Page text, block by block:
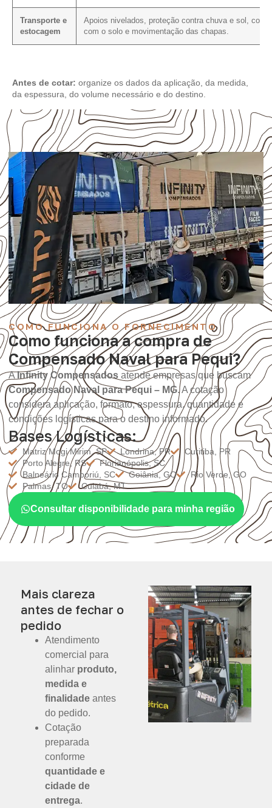
Transporte e
estocagem
Apoios nivelados, proteção contra chuva e sol,
com o solo e movimentação das chapas.
Antes de cotar: organize os dados da aplicação, da medida,
da espessura, do volume necessário e do destino.
COMO FUNCIONA O FORNECIMENTO
Como funciona a compra de
Compensado Naval para Pequi?
AInfinity Compensados atende empresas que buscam
Compensado Naval para Pequi – MG. A cotação
considera aplicação, formato, espessura, quantidade e
condições logísticas para o destino informado.
Bases Logísticas:
Matriz Mogi Mirim, SP Londrina, PR
Curitiba, PR
Porto Alegre, RS
Florianópolis, SC
Balneário Camboriú, SC
Goiânia, GO
Rio Verde, GO
Palmas, TO
Cuiabá, MT
Consultar disponibilidade para minha região
Mais clareza
antes de fechar o
pedido
Atendimento
comercial para
alinhar produto,
medida e
finalidade antes
do pedido.
Cotação
preparada
conforme
quantidade e
cidade de
entrega.